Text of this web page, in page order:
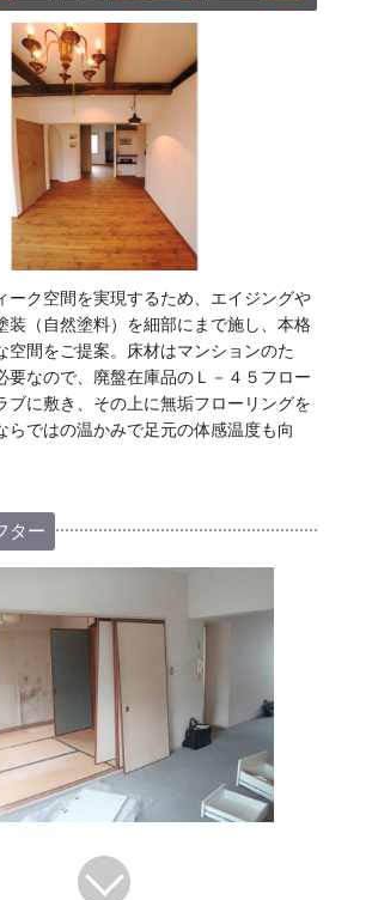
ーク空間を実現するため、エイジングや
装（自然塗料）を細部にまで施し、本格
空間をご提案。床材はマンションのた
要なので、廃盤在庫品のＬ－４５フロー
ブに敷き、その上に無垢フローリングを
らではの温かみで足元の体感温度も向
ター